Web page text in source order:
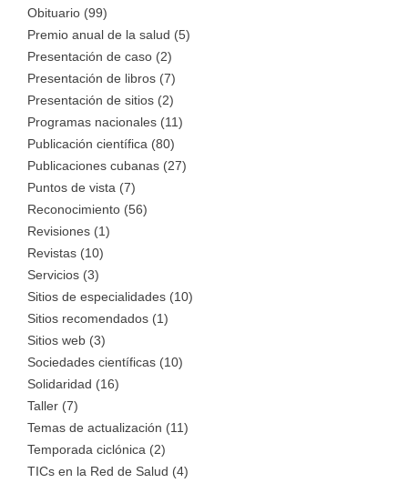
Obituario (99)
Premio anual de la salud (5)
Presentación de caso (2)
Presentación de libros (7)
Presentación de sitios (2)
Programas nacionales (11)
Publicación científica (80)
Publicaciones cubanas (27)
Puntos de vista (7)
Reconocimiento (56)
Revisiones (1)
Revistas (10)
Servicios (3)
Sitios de especialidades (10)
Sitios recomendados (1)
Sitios web (3)
Sociedades científicas (10)
Solidaridad (16)
Taller (7)
Temas de actualización (11)
Temporada ciclónica (2)
TICs en la Red de Salud (4)